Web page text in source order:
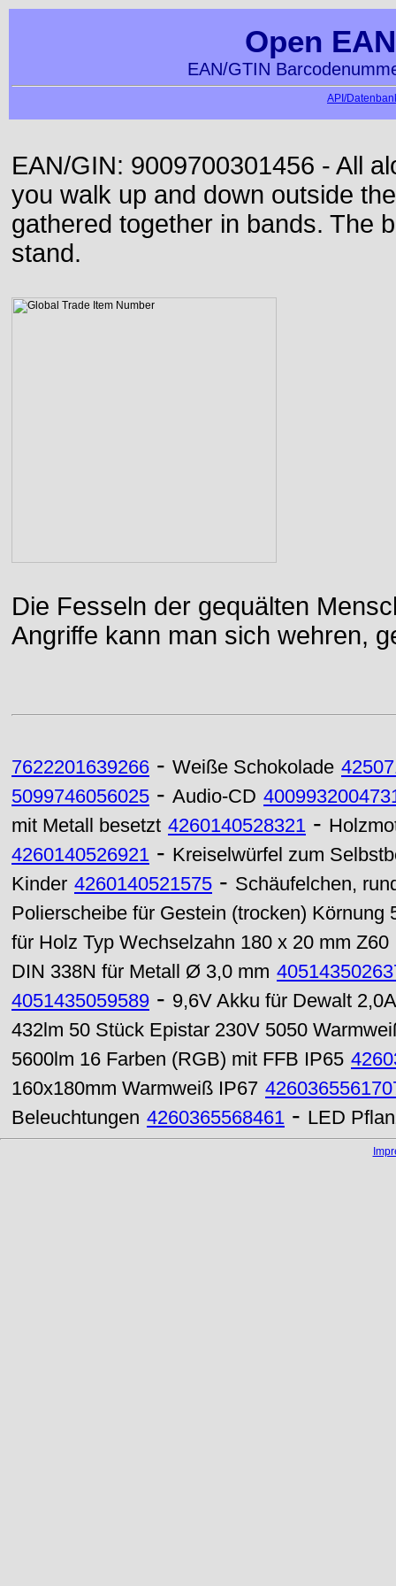
Open
EAN/GTIN
API/
EAN/GIN: 9009700301456 - All
you walk up and down outside
gathered together in bands. The
stand.
Die Fesseln der gequälten
Angriffe kann man sich wehren,
7622201639266 - Weiße Schokolade
5099746056025 - Audio-CD
mit Metall besetzt 4260140528321 -
4260140526921 - Kreiselwürfel zum
Kinder 4260140521575 - Schäufelchen,
Polierscheibe für Gestein (trocken) Körnung
für Holz Typ Wechselzahn 180 x 20 mm Z60
DIN 338N für Metall Ø 3,0 mm
4051435059589 - 9,6V Akku für Dewalt
432lm 50 Stück Epistar 230V 5050
5600lm 16 Farben (RGB) mit FFB IP65
160x180mm Warmweiß IP67
Beleuchtungen 4260365568461 - LED